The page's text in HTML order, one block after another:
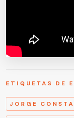
ETIQUETAS DE
JORGE